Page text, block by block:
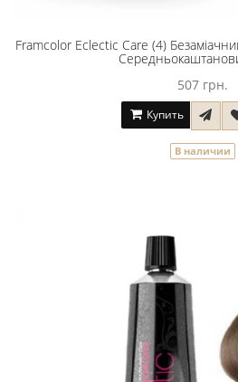
Framcolor Eclectic Care (4)
507 грн.
Купить
В наличии